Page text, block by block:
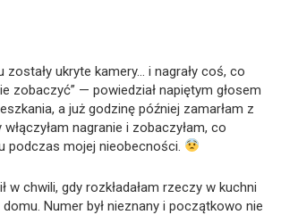
zostały ukryte kamery… i nagrały coś, co
zobaczyć” — powiedział napiętym głosem
a już godzinę później zamarłam z
nagranie i zobaczyłam, co
podczas mojej nieobecności.
w chwili, gdy rozkładałam rzeczy w kuchni
Numer był nieznany i początkowo nie